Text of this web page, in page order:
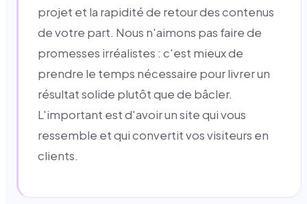
projet et la rapidité de retour des contenus
de votre part. Nous n'aimons pas faire de
promesses irréalistes : c'est mieux de
prendre le temps nécessaire pour livrer un
résultat solide plutôt que de bâcler.
L'important est d'avoir un site qui vous
ressemble et qui convertit vos visiteurs en
clients.